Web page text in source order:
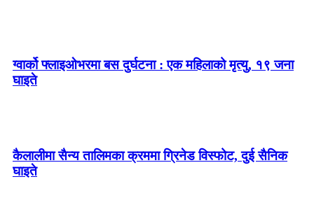
ग्वार्को फ्लाइओभरमा बस दुर्घटना : एक महिलाको मृत्यु, १९ जना
घाइते
कैलालीमा सैन्य तालिमका क्रममा ग्रिनेड विस्फोट, दुई सैनिक
घाइते